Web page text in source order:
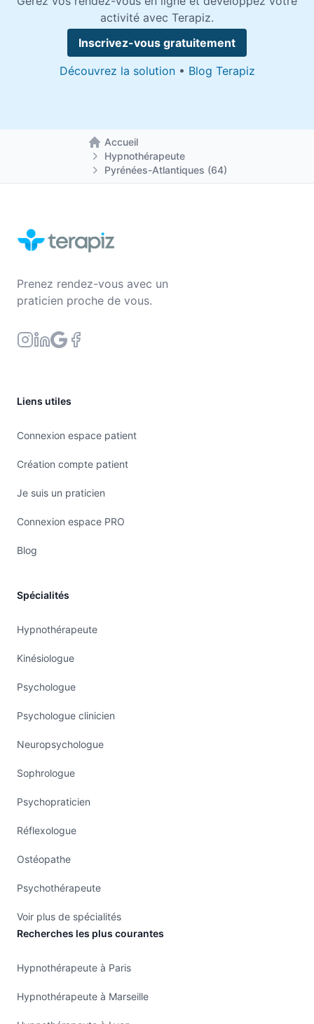
activité avec Terapiz.
Inscrivez-vous gratuitement
Découvrez la solution• Blog Terapiz
Accueil
Retour à la page d'accueil
Hypnothérapeute
Pyrénées-Atlantiques (64)
Prenez rendez-vous avec un
praticien proche de vous.
Liens utiles
Connexion espace patient
Création compte patient
Je suis un praticien
Connexion espace PRO
Blog
Spécialités
Hypnothérapeute
Kinésiologue
Psychologue
Psychologue clinicien
Neuropsychologue
Sophrologue
Psychopraticien
Réflexologue
Ostéopathe
Psychothérapeute
Voir plus de spécialités
Recherches les plus courantes
Hypnothérapeute à Paris
Hypnothérapeute à Marseille